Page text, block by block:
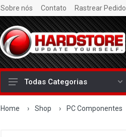
Sobre nós Contato Rastrear Pedido
Todas Categorias
Home › Shop › PC Componentes